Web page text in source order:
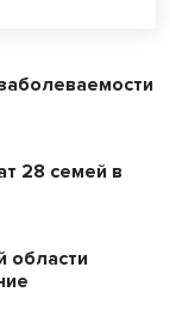
28 семей в
области